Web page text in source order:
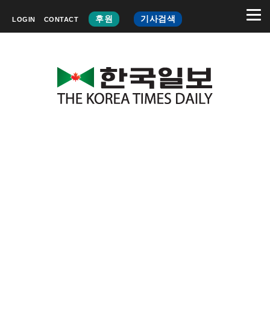
LOGIN CONTACT 후원 기사검색